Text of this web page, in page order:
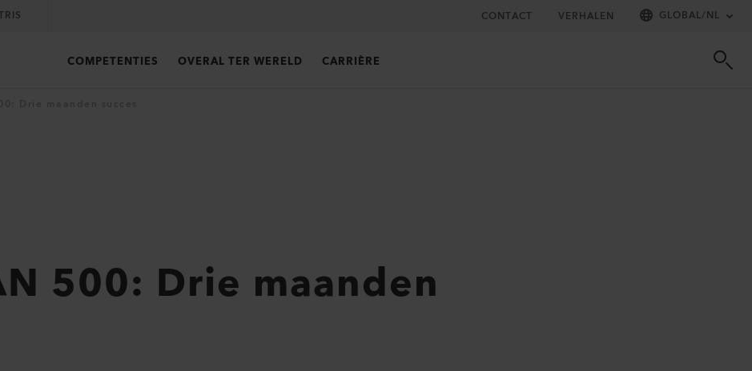
CONTACT VERHALEN GLOBAL/NL
COMPETENTIES OVERAL TER WERELD CARRIÈRE
500: Drie maanden